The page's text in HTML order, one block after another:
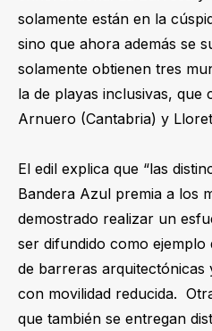
solamente están en la
sino que ahora además se
solamente obtienen tres
la de playas inclusivas, que
Arnuero (Cantabria) y
El edil explica que “las
Bandera Azul premia a los
demostrado realizar un
ser difundido como
de barreras arquitectónicas
con movilidad reducida.
que también se entregan